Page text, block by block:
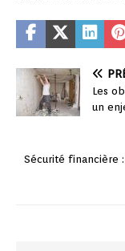
Les
un
Sécurité financière